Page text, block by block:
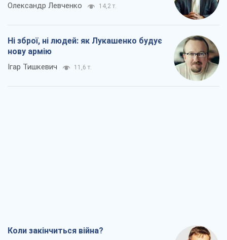
Олександр Левченко 14,2 т.
Ні зброї, ні людей: як Лукашенко будує
нову армію
Ігар Тишкевич 11,6 т.
Коли закінчиться війна?